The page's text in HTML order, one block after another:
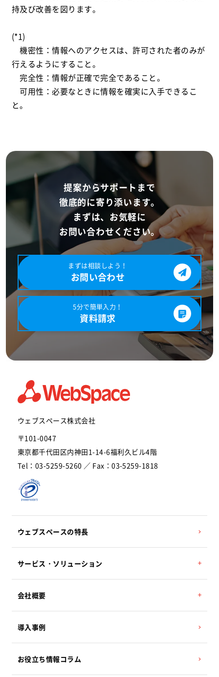
持及び改善を図ります。
(*1)
機密性：情報へのアクセスは、許可された者のみが
行えるようにすること。
完全性：情報が正確で完全であること。
可用性：必要なときに情報を確実に入手できるこ
と。
提案からサポートまで
徹底的に寄り添います。
まずは、お気軽に
お問い合わせください。
まずは相談しよう！
お問い合わせ
5分で簡単入力！
資料請求
ウェブスペース株式会社
〒101-0047
東京都千代田区内神田1-14-6福利久ビル4階
Tel：03-5259-5260 ／ Fax：03-5259-1818
ウェブスペースの特長
サービス・ソリューション
ハウス電子マネーサービス
会社概要
事業所案内
導入事例
お役立ち情報コラム